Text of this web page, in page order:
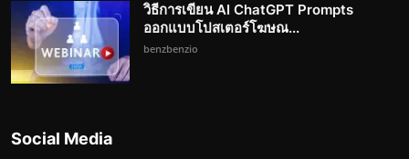
วิธีการเขียน AI ChatGPT Prompts
ออกแบบโปสเตอร์โฆษณ...
benzbenzio
Social Media